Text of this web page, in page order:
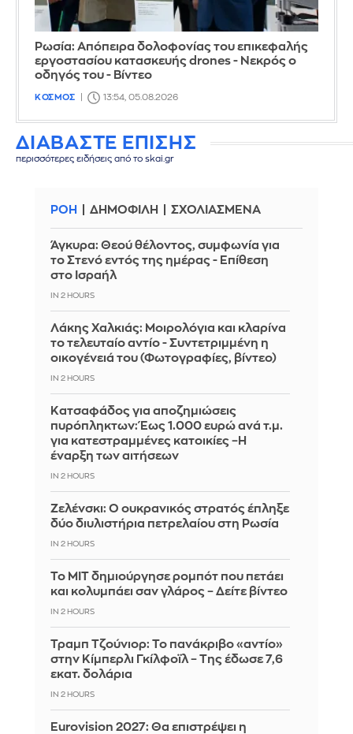
Ρωσία: Απόπειρα δολοφονίας του επικεφαλής
εργοστασίου κατασκευής drones - Νεκρός ο
οδηγός του - Βίντεο
ΚΟΣΜΟΣ 13:54, 05.08.2026
ΔΙΑΒΑΣΤΕ ΕΠΙΣΗΣ
περισσότερες ειδήσεις από το skai.gr
ΡΟΗ ΔΗΜΟΦΙΛΗ ΣΧΟΛΙΑΣΜΕΝΑ
Άγκυρα: Θεού θέλοντος, συμφωνία για
το Στενό εντός της ημέρας - Επίθεση
στο Ισραήλ
IN 2 HOURS
Λάκης Χαλκιάς: Mοιρολόγια και κλαρίνα
το τελευταίο αντίο - Συντετριμμένη η
οικογένειά του (Φωτογραφίες, βίντεο)
IN 2 HOURS
Κατσαφάδος για αποζημιώσεις
πυρόπληκτων: Έως 1.000 ευρώ ανά τ.μ.
για κατεστραμμένες κατοικίες –Η
έναρξη των αιτήσεων
IN 2 HOURS
Ζελένσκι: Ο ουκρανικός στρατός έπληξε
δύο διυλιστήρια πετρελαίου στη Ρωσία
IN 2 HOURS
Το MIT δημιούργησε ρομπότ που πετάει
και κολυμπάει σαν γλάρος – Δείτε βίντεο
IN 2 HOURS
Τραμπ Τζούνιορ: Το πανάκριβο «αντίο»
στην Κίμπερλι Γκίλφοϊλ – Της έδωσε 7,6
εκατ. δολάρια
IN 2 HOURS
Eurovision 2027: Θα επιστρέψει η